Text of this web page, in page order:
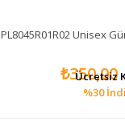
PL8045R01R02 Unisex
₺350,00
%30
Ücretsiz